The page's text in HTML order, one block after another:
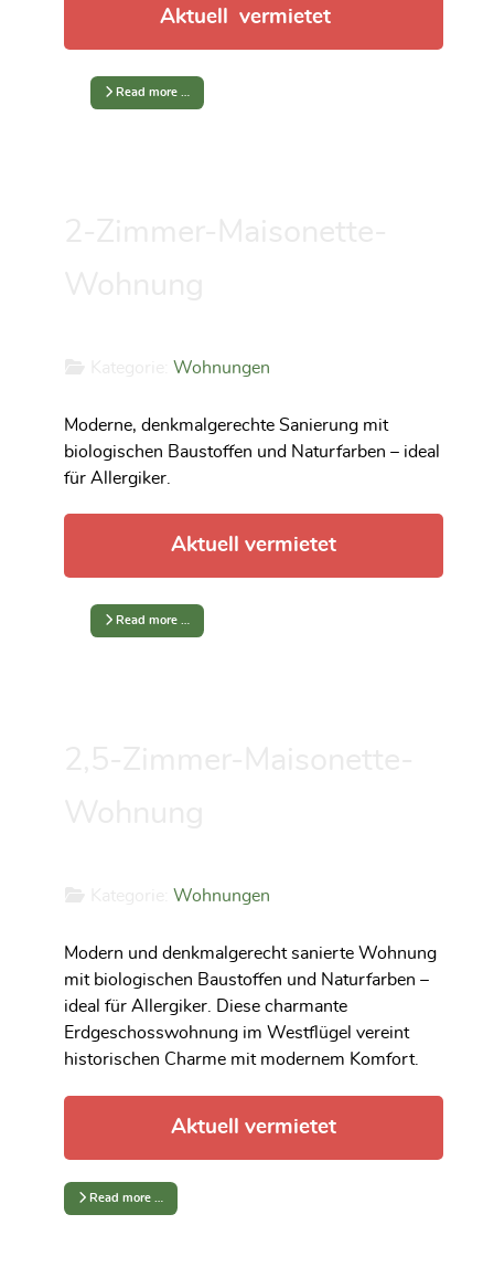
Aktuell vermietet
Read more …
Wohnungen
Moderne, denkmalgerechte Sanierung mit
biologischen Baustoffen und Naturfarben – ideal
für Allergiker.
Aktuell vermietet
Read more …
Wohnungen
Modern und denkmalgerecht sanierte Wohnung
mit biologischen Baustoffen und Naturfarben –
ideal für Allergiker. Diese charmante
Erdgeschosswohnung im Westflügel vereint
historischen Charme mit modernem Komfort.
Aktuell vermietet
Read more …